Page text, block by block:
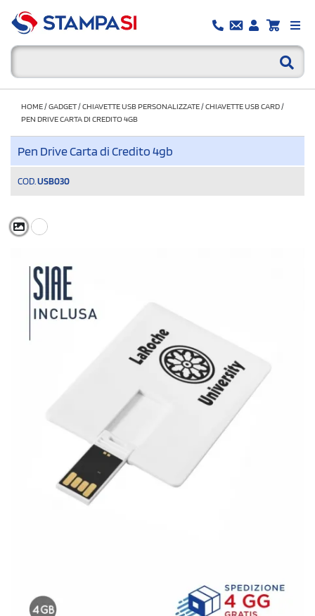
HOME/GADGET/CHIAVETTE USB PERSONALIZZATE/CHIAVETTE USB CARD/
PEN DRIVE CARTA DI CREDITO 4GB
Pen Drive Carta di Credito 4gb
COD. USB030